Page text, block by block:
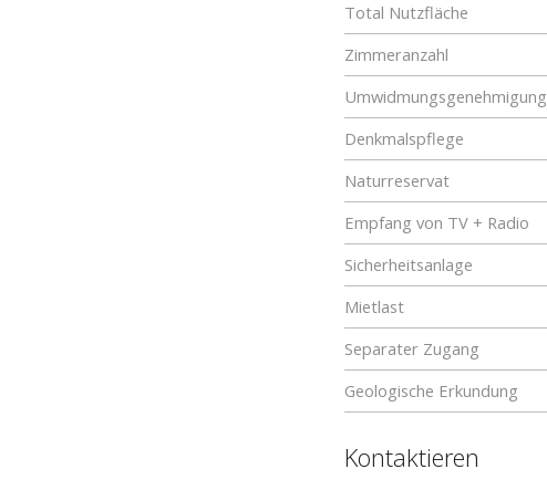
Total Nutzfläche
Zimmeranzahl
Umwidmungsgenehmigung
Denkmalspflege
Naturreservat
Empfang von TV + Radio
Sicherheitsanlage
Mietlast
Separater Zugang
Geologische Erkundung
Kontaktieren